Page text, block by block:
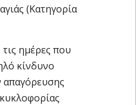
(Κατηγορία
ημέρες που
κίνδυνο
απαγόρευσης